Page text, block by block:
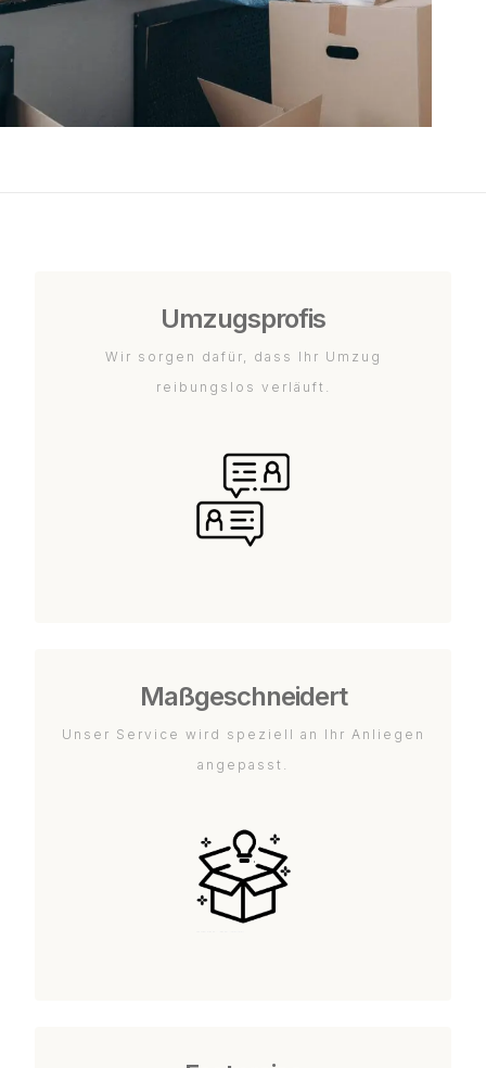
Umzugsprofis
Wir sorgen dafür, dass Ihr Umzug
reibungslos verläuft.
Maßgeschneidert
Unser Service wird speziell an Ihr Anliegen
angepasst.